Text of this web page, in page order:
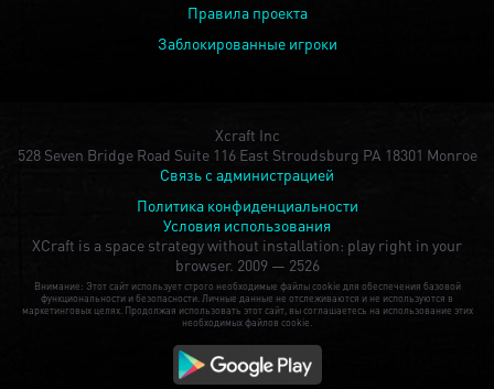
Правила проекта
Заблокированные игроки
Xcraft Inc
528 Seven Bridge Road Suite 116 East Stroudsburg PA 18301 Monroe
Связь с администрацией
Политика конфиденциальности
Условия использования
XCraft is a space strategy without installation: play right in your
browser. 2009 — 2526
Внимание: Этот сайт использует строго необходимые файлы cookie для обеспечения базовой
функциональности и безопасности. Личные данные не отслеживаются и не используются в
маркетинговых целях. Продолжая использовать этот сайт, вы соглашаетесь на использование этих
необходимых файлов cookie.